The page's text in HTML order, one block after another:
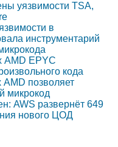
уязвимости TSA,
в
инструментарий
AMD EPYC
кода
AMD позволяет
микрокод
AWS развернёт 649
нового ЦОД